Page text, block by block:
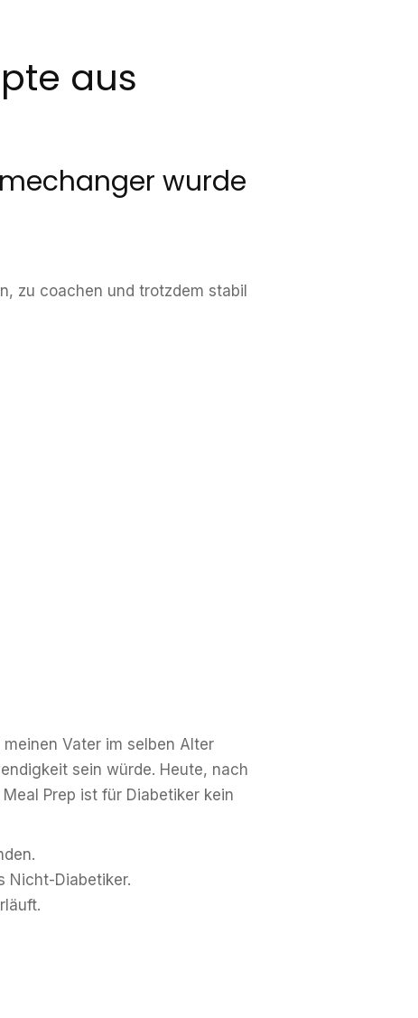
aus
wurde
zu coachen und trotzdem stabil
Vater im selben Alter
sein würde. Heute, nach
Prep ist für Diabetiker kein
Nicht-Diabetiker.